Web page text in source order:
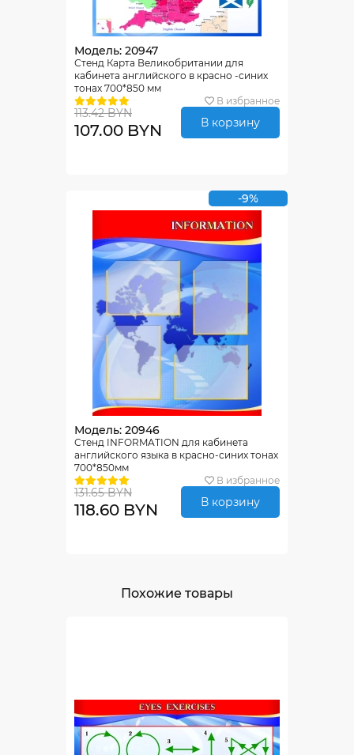
Модель: 20947
Стенд Карта Великобритании для
кабинета английского в красно -синих
тонах 700*850 мм
В избранное
113.42 BYN
107.00 BYN В корзину
-9%
Модель: 20946
Стенд INFORMATION для кабинета
английского языка в красно-синих тонах
700*850мм
В избранное
131.65 BYN
118.60 BYN В корзину
Похожие товары